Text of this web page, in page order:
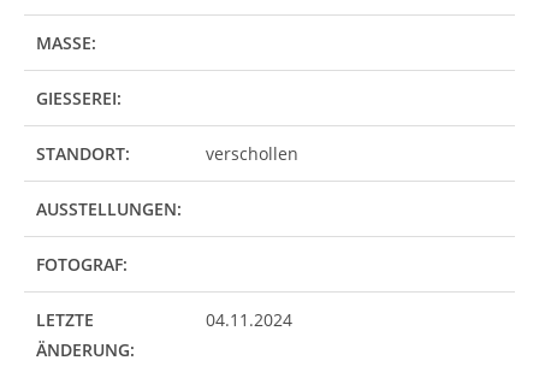
MASSE:
GIESSEREI:
STANDORT: verschollen
AUSSTELLUNGEN:
FOTOGRAF:
LETZTE
ÄNDERUNG:
04.11.2024